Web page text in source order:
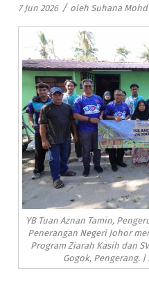
7 Jun 2026 / oleh Suhana
YB Tuan Aznan Tamin,
Penerangan Negeri Johor
Program Ziarah Kasih dan
Gogok, Pengerang. |